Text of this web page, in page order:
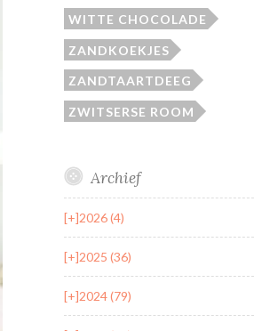
WITTE CHOCOLADE
ZANDKOEKJES
ZANDTAARTDEEG
ZWITSERSE ROOM
Archief
[+]2026 (4)
[+]2025 (36)
[+]2024 (79)